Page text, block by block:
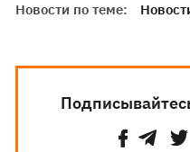
Новости по теме: